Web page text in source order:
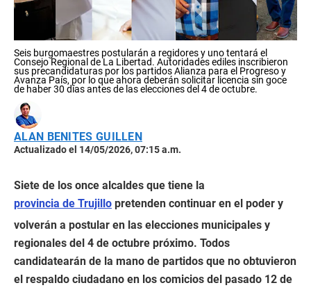
Seis burgomaestres postularán a regidores y uno tentará el
Consejo Regional de La Libertad. Autoridades ediles inscribieron
sus precandidaturas por los partidos Alianza para el Progreso y
Avanza País, por lo que ahora deberán solicitar licencia sin goce
de haber 30 días antes de las elecciones del 4 de octubre.
ALAN BENITES GUILLEN
Actualizado el 14/05/2026, 07:15 a.m.
Siete de los once alcaldes que tiene la
provincia de Trujillo pretenden continuar en el poder y
volverán a postular en las elecciones municipales y
regionales del 4 de octubre próximo. Todos
candidatearán de la mano de partidos que no obtuvieron
el respaldo ciudadano en los comicios del pasado 12 de